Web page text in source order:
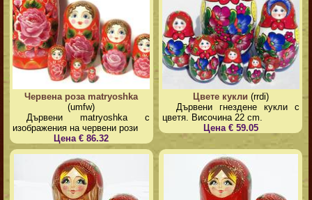
Червена роза matryoshka
(umfw)
Дървени matryoshka с
изображения на червени рози
Цена € 86.32
Цвете кукли (rrdi)
Дървени гнездене кукли с
цветя. Височина 22 cm.
Цена € 59.05